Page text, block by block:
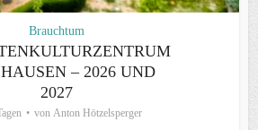
Brauchtum
– 2026 UND
2027
von Anton Hötzelsperger